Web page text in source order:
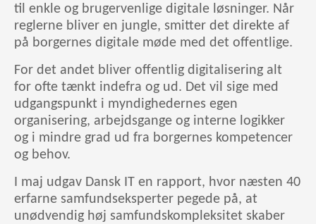
til enkle og brugervenlige digitale løsninger. Når
reglerne bliver en jungle, smitter det direkte af
på borgernes digitale møde med det offentlige.
For det andet bliver offentlig digitalisering alt
for ofte tænkt indefra og ud. Det vil sige med
udgangspunkt i myndighedernes egen
organisering, arbejdsgange og interne logikker
og i mindre grad ud fra borgernes kompetencer
og behov.
I maj udgav Dansk IT en rapport, hvor næsten 40
erfarne samfundseksperter pegede på, at
unødvendig høj samfundskompleksitet skaber